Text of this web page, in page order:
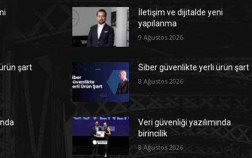
şart
İletişim ve dijitalde yeni
yapılanma
9 Ağustos 2026
Siber güvenlikte yerli ürün şart
8 Ağustos 2026
Veri güvenliği yazılımında
birincilik
8 Ağustos 2026